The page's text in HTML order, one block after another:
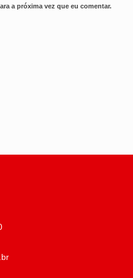
a próxima vez que eu comentar.